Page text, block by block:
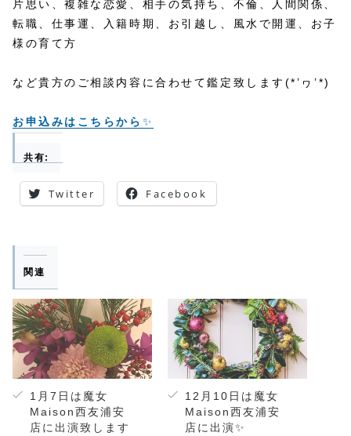
片思い、複雑な恋愛、相手の気持ち、不倫、人間関係、
転職、仕事運、入籍時期、お引越し、風水で開運、お子
様の育て方
など貴方のご相談内容に合わせて鑑定致します(*’ヮ’*)
お申込みはこちらから ✨
共有:
Twitter Facebook
関連
1月7日は魔女
Maison西友浦安
店に出演致します
12月10日は魔女
Maison西友浦安
店に出演✨